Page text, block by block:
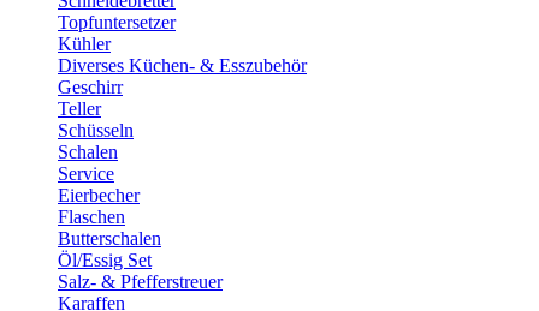
Topfuntersetzer
Kühler
Diverses Küchen- & Esszubehör
Geschirr
Teller
Schüsseln
Schalen
Service
Eierbecher
Flaschen
Butterschalen
Öl/Essig Set
Salz- & Pfefferstreuer
Karaffen